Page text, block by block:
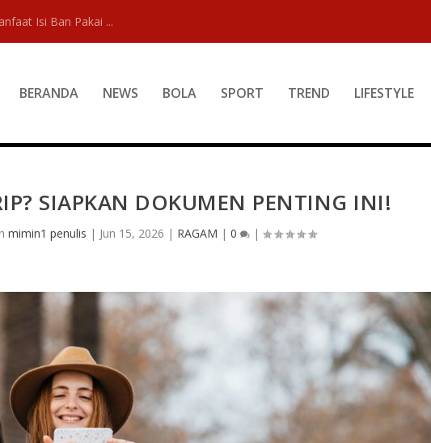
Isi Ban Pakai ...
BERANDA NEWS BOLA SPORT TREND LIFESTYLE
SIAPKAN DOKUMEN PENTING INI!
mimin1 penulis | Jun 15, 2026 | RAGAM |0 |